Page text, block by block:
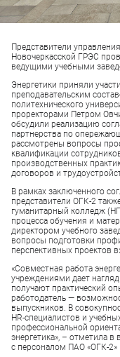
Представители
Новочеркасской ГРЭС
ведущими учебными
Энергетики приняли
преподавательским
политехнического
проректорами Петром
обсудили реализацию
партнерства по
рассмотрены вопросы
квалификации
производственных
договоров и
В рамках заключенного
представители ОГК-2
гуманитарный колледж
процесса обучения и
директором учебного
вопросы подготовки
перспективных проектов
«Совместная работа
учреждениями дает
получают практический
работодатель —
выпускников. В
HR-специалистов и
профессиональной
энергетика», – отметила
с персоналом ПАО «ОГК-